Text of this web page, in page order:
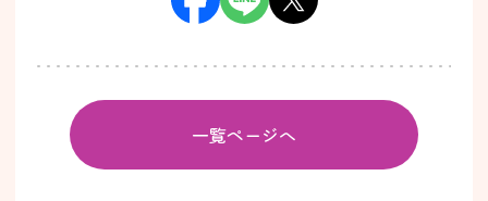
一覧ページへ